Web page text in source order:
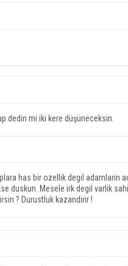
dedin mi iki kere düşüneceksin.
has bir ozellik degil adamlarin
duskun. Mesele irk degil varlik
? Durustluk kazandirir !